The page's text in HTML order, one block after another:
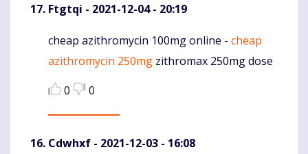
Ftgtqi - 2021-12-04 - 20:19
Komentaras
cheap azithromycin 100mg online - cheap
azithromycin 250mg zithromax 250mg dose
0
0
Cdwhxf - 2021-12-03 - 16:08